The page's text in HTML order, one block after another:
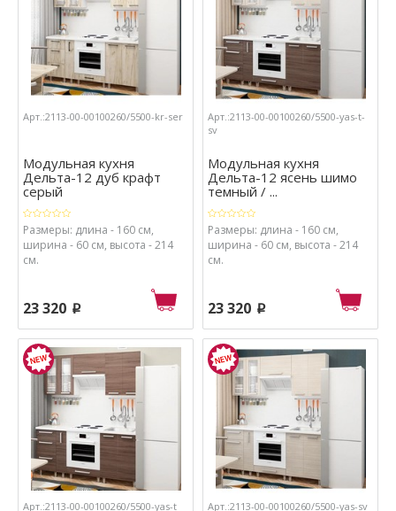
Арт.:2113-00-00100260/5500-kr-ser
Модульная кухня
Дельта-12 дуб крафт
серый
Размеры: длина - 160 см,
ширина - 60 см, высота - 214
см.
23 320 p
Арт.:2113-00-00100260/5500-yas-t-
sv
Модульная кухня
Дельта-12 ясень шимо
темный / ...
Размеры: длина - 160 см,
ширина - 60 см, высота - 214
см.
23 320 p
Арт.:2113-00-00100260/5500-yas-t Арт.:2113-00-00100260/5500-yas-sv